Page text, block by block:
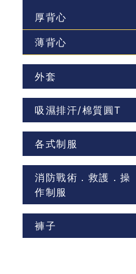
厚背心
薄背心
外套
吸濕排汗/棉質圓T
各式制服
消防戰術．救護．操
作制服
褲子